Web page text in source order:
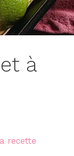
à
recette